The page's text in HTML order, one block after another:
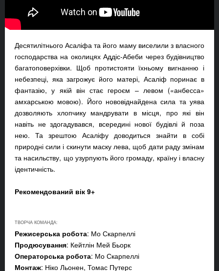
Десятилітнього Асаліфа та його маму виселили з власного
господарства на околицях Аддіс-Абеби через будівництво
багатоповерхівки. Щоб протистояти їхньому вигнанню і
небезпеці, яка загрожує його матері, Асаліф поринає в
фантазію, у якій він стає героєм – левом («анбесса»
амхарською мовою). Його нововіднайдена сила та уява
дозволяють хлопчику мандрувати в місця, про які він
навіть не здогадувався, всередині нової будівлі й поза
нею. Та зрештою Асаліфу доводиться знайти в собі
природні сили і скинути маску лева, щоб дати раду змінам
та насильству, що узурпують його громаду, країну і власну
ідентичність.
Рекомендований вік 9+
ТВОРЧА КОМАНДА:
Режисерська робота: Мо Скарпеллі
Продюсування: Кейтлін Мей Бьорк
Операторська робота: Мо Скарпеллі
Монтаж: Ніко Льонен, Томас Путерс